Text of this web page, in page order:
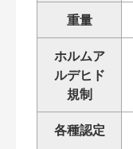
重量
ホルムア
ルデヒド
規制
各種認定